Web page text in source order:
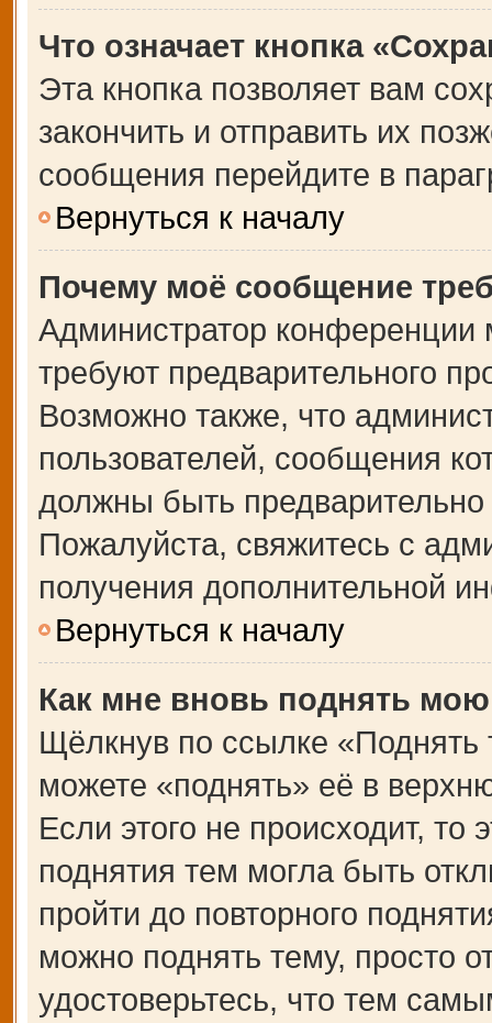
Что означает кнопка
Эта кнопка позволяет вам
закончить и отправить их
сообщения перейдите в
Вернуться к началу
Почему моё сообщение
Администратор
требуют предварительного
Возможно также, что
пользователей, сообщения
должны быть
Пожалуйста, свяжитесь с
получения дополнительной
Вернуться к началу
Как мне вновь поднять
Щёлкнув по ссылке
можете «поднять» её в
Если этого не происходит, то
поднятия тем могла быть
пройти до повторного
можно поднять тему, просто
удостоверьтесь, что тем